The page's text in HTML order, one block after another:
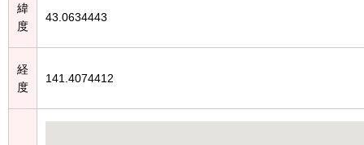
緯
度
43.0634443
経
度
141.4074412